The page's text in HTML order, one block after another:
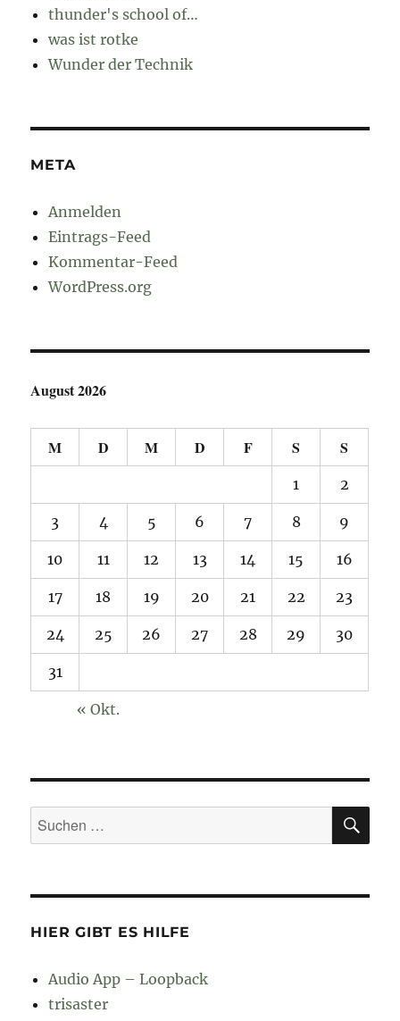
thunder's school of…
was ist rotke
Wunder der Technik
META
Anmelden
Eintrags-Feed
Kommentar-Feed
WordPress.org
August 2026
M D M D F S S
1 2
3 4 5 6 7 8 9
10 11 12 13 14 15 16
17 18 19 20 21 22 23
24 25 26 27 28 29 30
31
« Okt.
Suchen
nach:
HIER GIBT ES HILFE
Audio App – Loopback
trisaster